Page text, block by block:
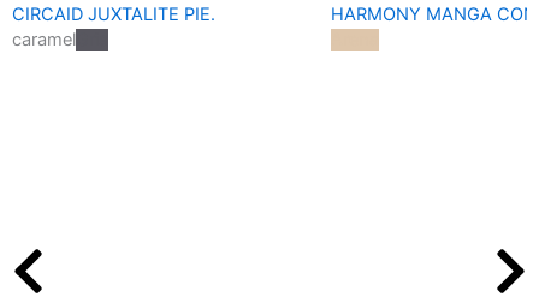
CIRCAID JUXTALITE PIE.
caramel
HARMONY MANGA